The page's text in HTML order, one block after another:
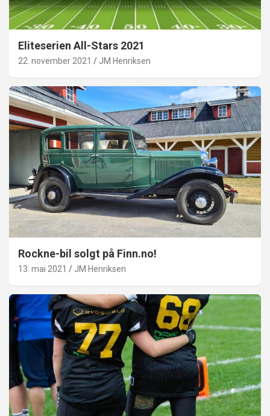
Eliteserien All-Stars 2021
22. november 2021 JM Henriksen
Rockne-bil solgt på Finn.no!
13. mai 2021 JM Henriksen